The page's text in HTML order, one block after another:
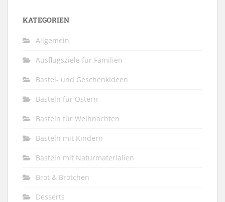
KATEGORIEN
Allgemein
Ausflugsziele für Familien
Bastel- und Geschenkideen
Basteln für Ostern
Basteln für Weihnachten
Basteln mit Kindern
Basteln mit Naturmaterialien
Brot & Brötchen
Desserts